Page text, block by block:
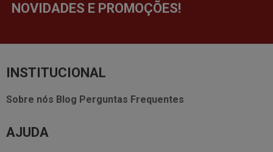
NOVIDADES E PROMOÇÕES!
INSTITUCIONAL
Sobre nós Blog Perguntas Frequentes
AJUDA